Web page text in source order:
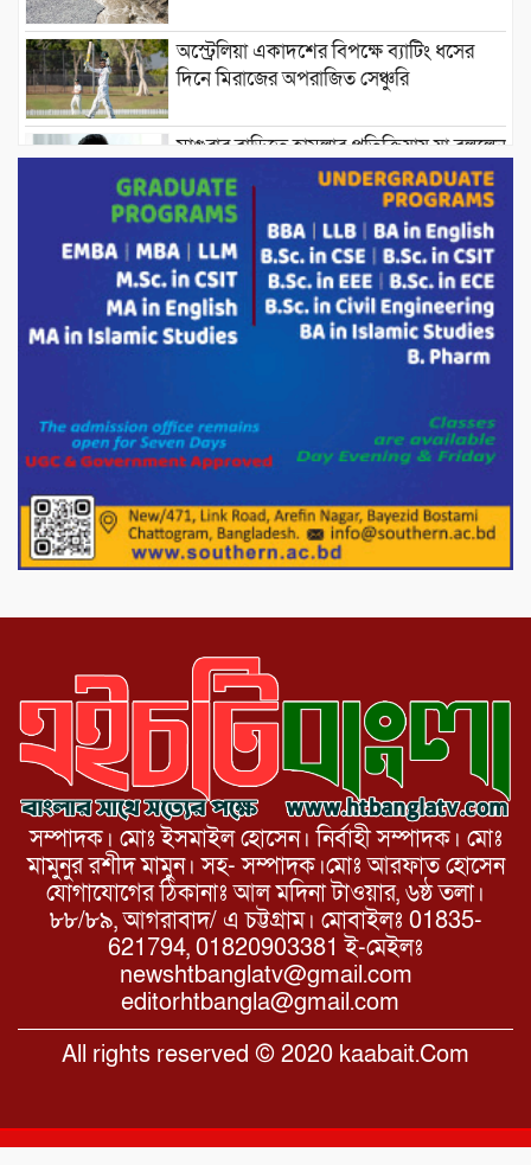
অস্ট্রেলিয়া একাদশের বিপক্ষে ব্যাটিং ধসের
দিনে মিরাজের অপরাজিত সেঞ্চুরি
মাগুরার বাড়িতে হামলার প্রতিক্রিয়ায় যা বললেন
সাকিব।
দেশীয় পাঁচ প্রজাতির ছোট মাছে উদ্বেগজনক
মাত্রায় মাইক্রোপ্লাস্টিকের উপস্থিতি শনাক্ত ।
সরকারকে ব্যর্থ করতে দেশের বিরুদ্ধে একটি
দল চক্রান্ত চালিয়ে যাচ্ছে : রিজভী
দেশের বাজারে ভরিতে ১০ হাজার টাকা সোনার
দাম বাড়ানোর ঘোষণা।
ভারপ্রাপ্ত রাষ্ট্রপতি হাফিজ উদ্দিন আহমদের
সাথে এইচটি বাংলা অনলাইন পোর্টাল ও আইপি
সম্পাদক। মোঃ ইসমাইল হোসেন। নির্বাহী সম্পাদক। মোঃ
মামুনুর রশীদ মামুন। সহ- সম্পাদক।মোঃ আরফাত হোসেন
যোগাযোগের ঠিকানাঃ আল মদিনা টাওয়ার, ৬ষ্ঠ তলা।
৮৮/৮৯, আগরাবাদ/ এ চট্টগ্রাম। মোবাইলঃ 01835-
621794, 01820903381 ই-মেইলঃ
newshtbanglatv@gmail.com
editorhtbangla@gmail.com
All rights reserved © 2020 kaabait.Com